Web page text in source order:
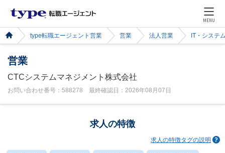
MENU
type転職エージェント営業 営業 法人営業 IT・システ
営業
CTCシステムマネジメント株式会社
お問い合わせ番号：588278 最終確認日：2026年08月07日
求人の特徴
求人の特徴タグの説明